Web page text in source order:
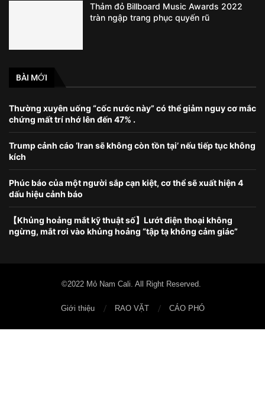
Thảm đỏ Billboard Music Awards 2022
tràn ngập trang phục quyến rũ
BÀI MỚI
Thường xuyên uống “cốc nước này” có thể giảm nguy cơ mắc
chứng mất trí nhớ lên đến 47% .
Trump cảnh cáo ‘Iran sẽ không còn tồn tại’ nếu tiếp tục không
kích
Phúc báo của một người sắp cạn kiệt, cơ thể sẽ xuất hiện 4
dấu hiệu cảnh báo
【Khủng hoảng mắt kỹ thuật số】Lướt điện thoại không
ngừng, mắt rơi vào khủng hoảng “tập tạ không cảm giác”
©2022 Mỏ Nam Cali. All Right Reserved.
Giới thiệu RAO VẶT CÁO PHÓ